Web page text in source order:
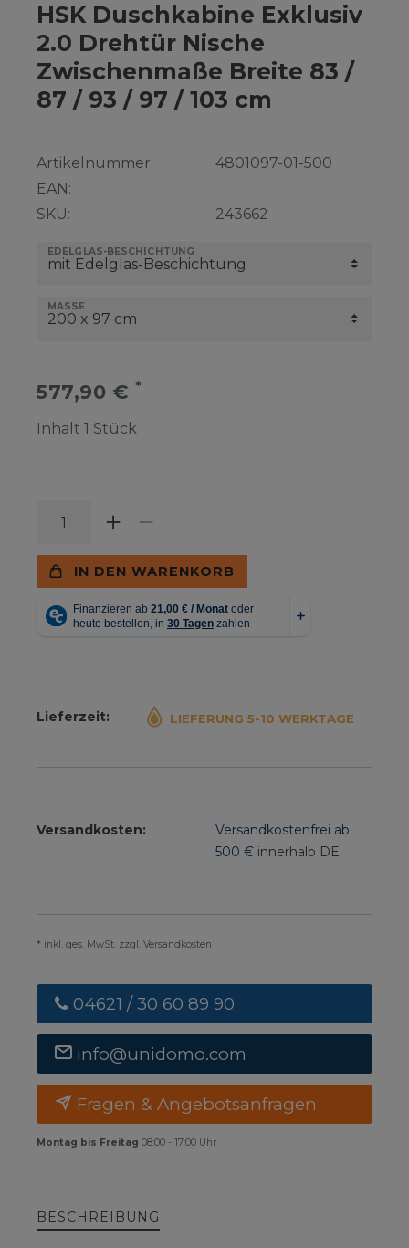
HSK Duschkabine Exklusiv
2.0 Drehtür Nische
Zwischenmaße Breite 83 /
87 / 93 / 97 / 103 cm
Artikelnummer:
EAN:
SKU:
4801097-01-500
243662
EDELGLAS-BESCHICHTUNG
MASSE
577,90 € *
Inhalt 1 Stück
IN DEN WARENKORB
Lieferzeit: LIEFERUNG 5-10 WERKTAGE
Versandkosten:
Versandkostenfrei ab
500 € innerhalb DE
* inkl. ges. MwSt. zzgl. Versandkosten
04621 / 30 60 89 90
info@unidomo.com
Fragen & Angebotsanfragen
Montag bis Freitag 08:00 - 17:00 Uhr
BESCHREIBUNG